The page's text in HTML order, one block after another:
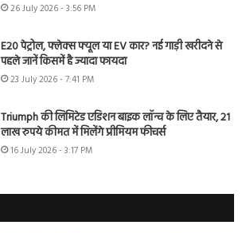
26 July 2026 - 3:56 PM
E20 पेट्रोल, फ्लेक्स फ्यूल या EV कार? नई गाड़ी खरीदने से
पहले जानें किसमें है ज्यादा फायदा
23 July 2026 - 7:41 PM
Triumph की लिमिटेड एडिशन बाइक लॉन्च के लिए तैयार, 21
लाख रुपये कीमत में मिलेंगे प्रीमियम फीचर्स
16 July 2026 - 3:17 PM